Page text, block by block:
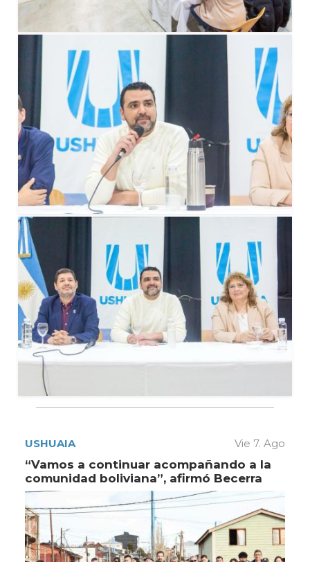
USHUAIA Vie 7. Ago
“Vamos a continuar acompañando a la
comunidad boliviana”, afirmó Becerra